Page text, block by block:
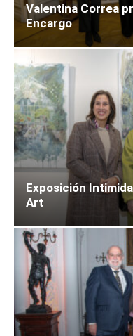
Valentina Correa
Encargo
Exposición
Art